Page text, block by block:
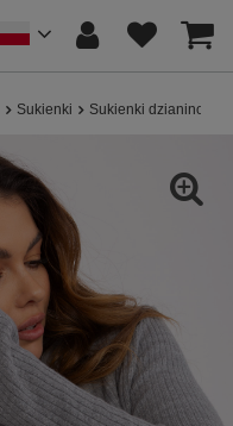
Sukienki Sukienki dzianinowe